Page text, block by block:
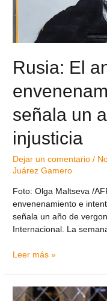
Rusia: El
señala un
injusticia
Dejar un comentario /
Juárez Gamero
Foto: Olga Maltseva /
envenenamiento e
señala un año de
Internacional. La
Leer más »